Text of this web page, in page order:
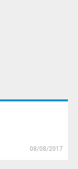
08/08/2017